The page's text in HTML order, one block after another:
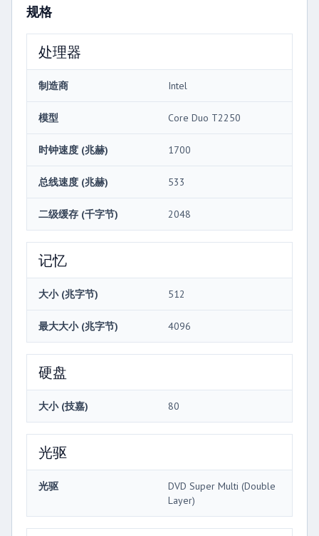
规格
处理器
制造商 Intel
模型 Core Duo T2250
时钟速度 (兆赫) 1700
总线速度 (兆赫) 533
二级缓存 (千字节) 2048
记忆
大小 (兆字节) 512
最大大小 (兆字节) 4096
硬盘
大小 (技嘉) 80
光驱
光驱
DVD Super Multi (Double
Layer)